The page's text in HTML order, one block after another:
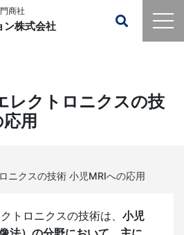
商社
ン株式会社
レクトロニクスの技
用
ニクスの技術 小児MRIへの応用
トロニクスの技術は、 小児